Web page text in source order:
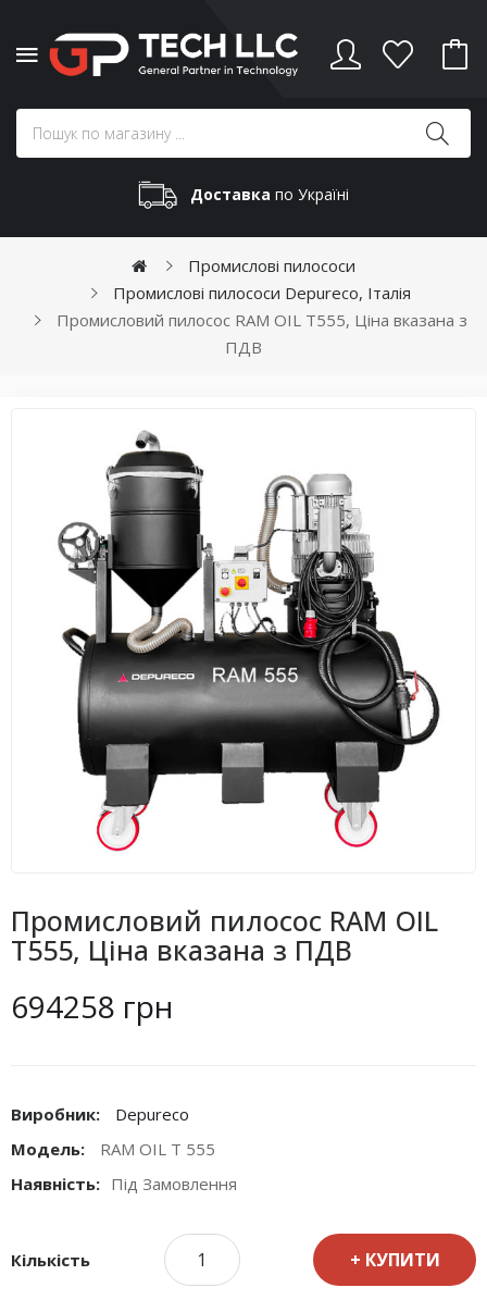
Доставка по Україні
Промислові пилососи
Промислові пилососи Depureco, Італія
Промисловий пилосос RAM OIL T555, Ціна вказана з
ПДВ
Промисловий пилосос RAM OIL
T555, Ціна вказана з ПДВ
694258 грн
Виробник:
Depureco
Модель:
RAM OIL T 555
Наявність: Під Замовлення
Кількість КУПИТИ